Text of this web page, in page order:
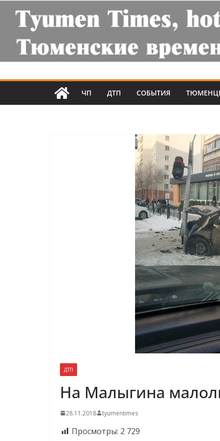
ЧП ДТП СОБЫТИЯ
ДТП
На Малыгина
28.11.2018 tyumentimes
Просмотры: 2 729